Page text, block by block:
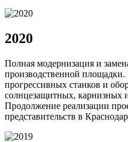
2020
Полная модернизация и
производственной
прогрессивных станков и
солнцезащитных, карнизных
Продолжение реализации
представительств в